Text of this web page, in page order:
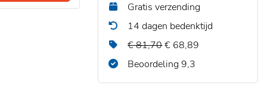
Gratis verzending
14 dagen bedenktijd
€ 81,70€ 68,89
Beoordeling 9,3